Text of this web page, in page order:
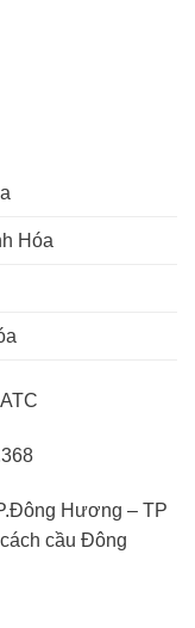
Hóa
Hương – TP
cầu Đông